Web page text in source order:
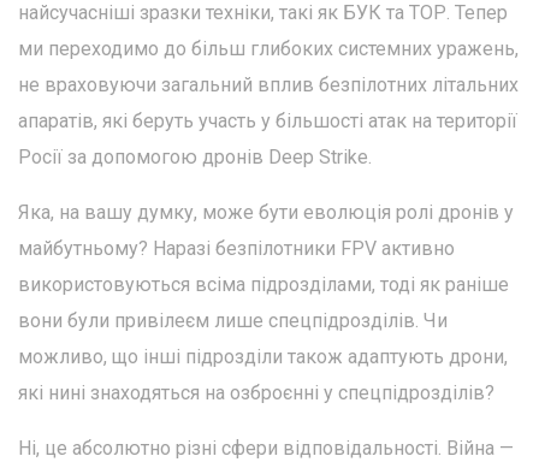
найсучасніші зразки техніки, такі як БУК та ТОР. Тепер
ми переходимо до більш глибоких системних уражень,
не враховуючи загальний вплив безпілотних літальних
апаратів, які беруть участь у більшості атак на території
Росії за допомогою дронів Deep Strike.
Яка, на вашу думку, може бути еволюція ролі дронів у
майбутньому? Наразі безпілотники FPV активно
використовуються всіма підрозділами, тоді як раніше
вони були привілеєм лише спецпідрозділів. Чи
можливо, що інші підрозділи також адаптують дрони,
які нині знаходяться на озброєнні у спецпідрозділів?
Ні, це абсолютно різні сфери відповідальності. Війна —